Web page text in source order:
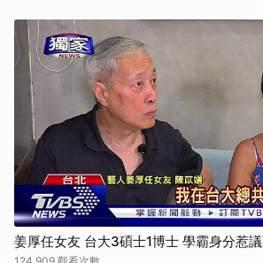
姜厚任女友 台大3碩士1博士 學霸身分惹議